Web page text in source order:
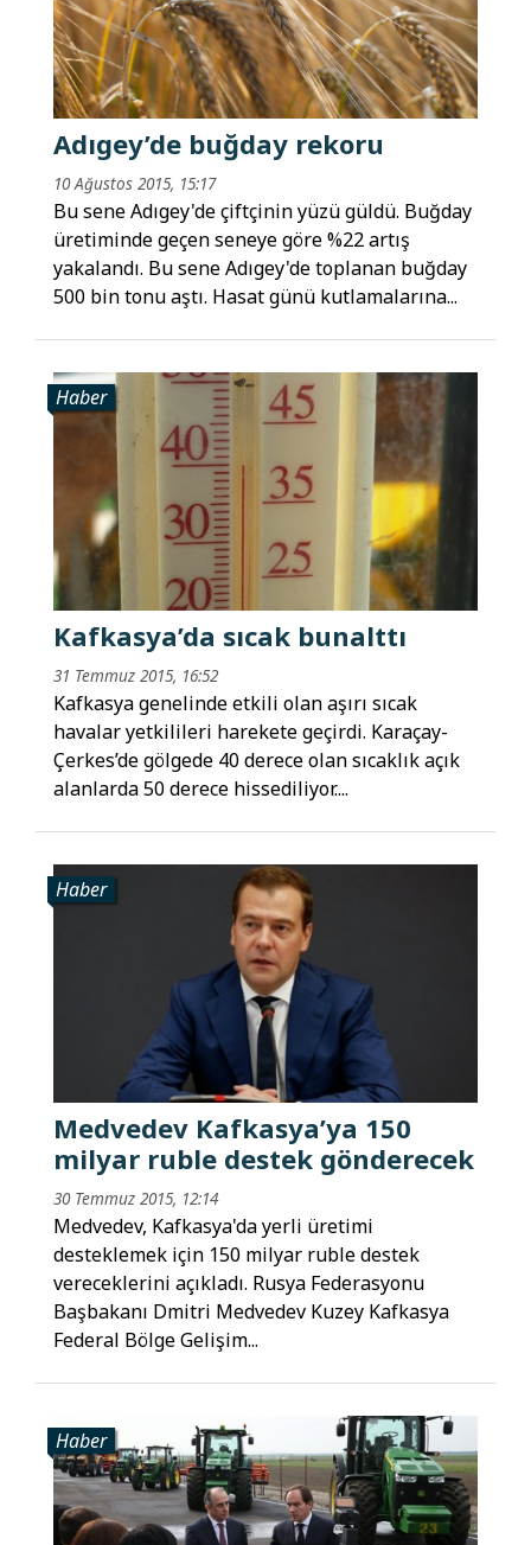
Adıgey’de buğday rekoru
10 Ağustos 2015, 15:17
Bu sene Adıgey'de çiftçinin yüzü güldü. Buğday
üretiminde geçen seneye göre %22 artış
yakalandı. Bu sene Adıgey'de toplanan buğday
500 bin tonu aştı. Hasat günü kutlamalarına...
Haber
Kafkasya’da sıcak bunalttı
31 Temmuz 2015, 16:52
Kafkasya genelinde etkili olan aşırı sıcak
havalar yetkilileri harekete geçirdi. Karaçay-
Çerkes’de gölgede 40 derece olan sıcaklık açık
alanlarda 50 derece hissediliyor....
Haber
Medvedev Kafkasya’ya 150
milyar ruble destek gönderecek
30 Temmuz 2015, 12:14
Medvedev, Kafkasya'da yerli üretimi
desteklemek için 150 milyar ruble destek
vereceklerini açıkladı. Rusya Federasyonu
Başbakanı Dmitri Medvedev Kuzey Kafkasya
Federal Bölge Gelişim...
Haber